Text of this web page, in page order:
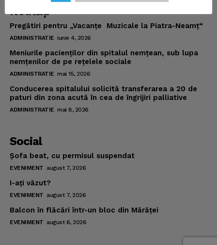
Noutăţi
Pregătiri pentru „Vacanţe Muzicale la Piatra-Neamţ“
ADMINISTRATIE iunie 4, 2026
Meniurile pacienţilor din spitalul nemţean, sub lupa
nemţenilor de pe reţelele sociale
ADMINISTRATIE mai 15, 2026
Conducerea spitalului solicită transferarea a 20 de
paturi din zona acută în cea de îngrijiri palliative
ADMINISTRATIE mai 8, 2026
Social
Şofa beat, cu permisul suspendat
EVENIMENT august 7, 2026
I-aţi văzut?
EVENIMENT august 7, 2026
Balcon în flăcări într-un bloc din Mărăţei
EVENIMENT august 6, 2026